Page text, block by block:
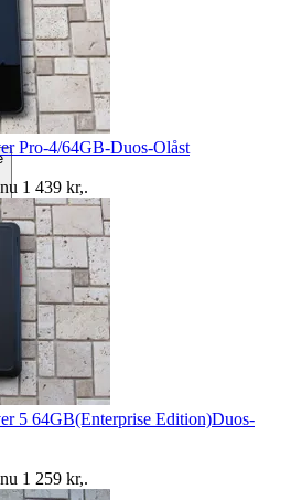
Pro-4/64GB-Duos-Olåst
1 439 kr,.
5 64GB(Enterprise Edition)Duos-
1 259 kr,.